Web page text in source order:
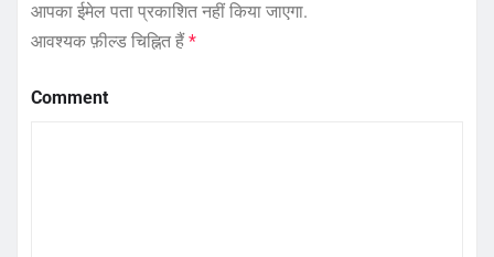
आपका ईमेल पता प्रकाशित नहीं किया जाएगा.
आवश्यक फ़ील्ड चिह्नित हैं *
Comment